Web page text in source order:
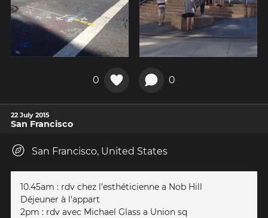
0 0
22 July 2015
San Francisco
San Francisco, United States
10.45am : rdv chez l'esthéticienne a Nob Hill
Déjeuner à l'appart
2pm : rdv avec Michael Glass a Union sq